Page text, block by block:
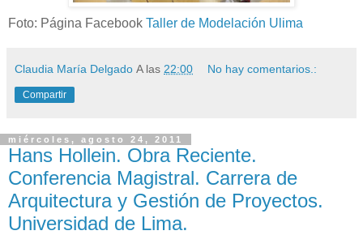
Foto: Página Facebook Taller de Modelación Ulima
Claudia María Delgado A las 22:00 No hay comentarios.:
Compartir
miércoles, agosto 24, 2011
Hans Hollein. Obra Reciente.
Conferencia Magistral. Carrera de
Arquitectura y Gestión de Proyectos.
Universidad de Lima.